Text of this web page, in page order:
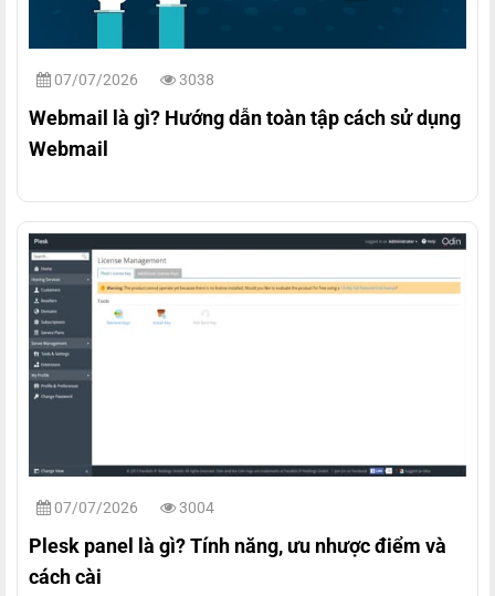
07/07/2026 3038
Webmail là gì? Hướng dẫn toàn tập cách sử dụng
Webmail
07/07/2026 3004
Plesk panel là gì? Tính năng, ưu nhược điểm và
cách cài